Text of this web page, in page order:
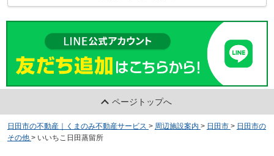
ページトップへ
日田市の不動産｜くまのみ不動産サービス > 周辺施設案内 > 日田市 > 日田市の
その他 > いいちこ日田蒸留所